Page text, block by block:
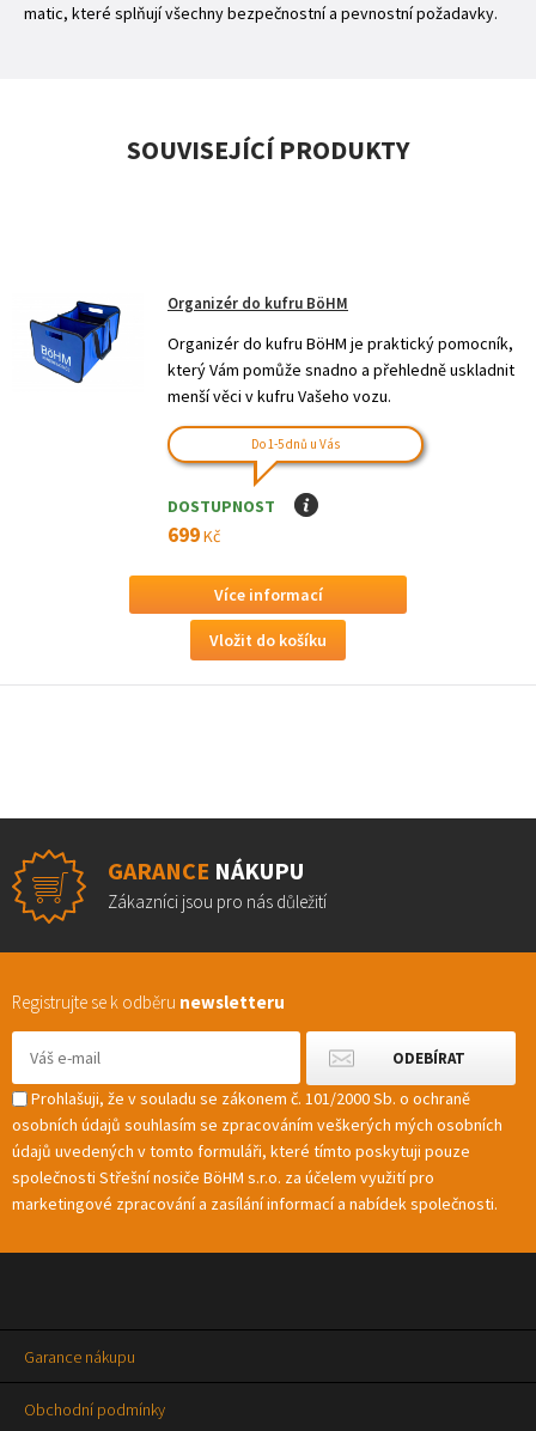
matic, které splňují všechny bezpečnostní a pevnostní požadavky.
SOUVISEJÍCÍ PRODUKTY
Organizér do kufru BöHM
Organizér do kufru BöHM je praktický pomocník,
který Vám pomůže snadno a přehledně uskladnit
menší věci v kufru Vašeho vozu.
Do 1-5 dnů u Vás
DOSTUPNOST I
699Kč
Více informací
GARANCE NÁKUPU
Zákazníci jsou pro nás důležití
Registrujte se k odběru newsletteru
Prohlašuji, že v souladu se zákonem č. 101/2000 Sb. o ochraně
osobních údajů souhlasím se zpracováním veškerých mých osobních
údajů uvedených v tomto formuláři, které tímto poskytuji pouze
společnosti Střešní nosiče BöHM s.r.o. za účelem využití pro
marketingové zpracování a zasílání informací a nabídek společnosti.
Garance nákupu
Obchodní podmínky